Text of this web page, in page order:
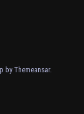
by Themeansar.